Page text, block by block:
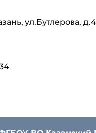
ул.Бутлерова,